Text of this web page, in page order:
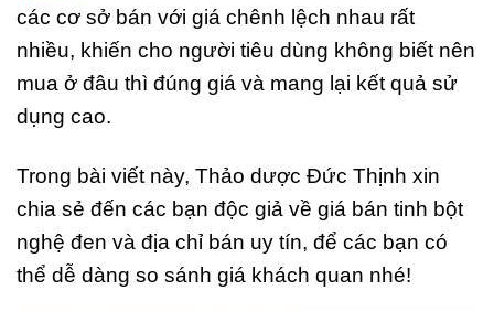
các cơ sở bán với giá chênh lệch nhau rất
nhiều, khiến cho người tiêu dùng không biết nên
mua ở đâu thì đúng giá và mang lại kết quả sử
dụng cao.
Trong bài viết này, Thảo dược Đức Thịnh xin
chia sẻ đến các bạn độc giả về giá bán tinh bột
nghệ đen và địa chỉ bán uy tín, để các bạn có
thể dễ dàng so sánh giá khách quan nhé!